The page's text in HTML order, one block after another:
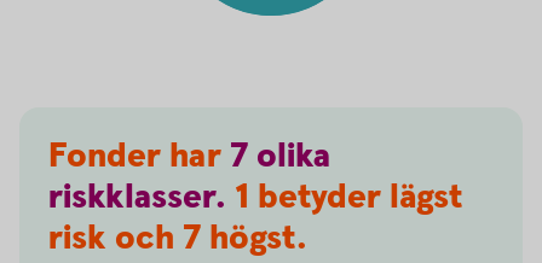
Fonder har 7 olika
riskklasser. 1 betyder lägst
risk och 7 högst.